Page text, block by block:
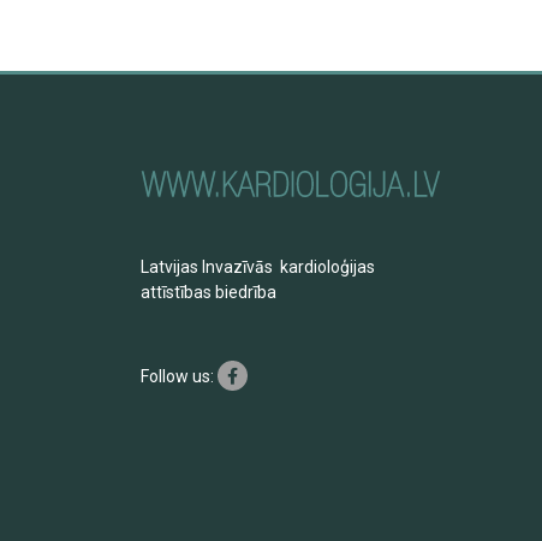
Latvijas Invazīvās kardioloģijas
attīstības biedrība
Follow us: